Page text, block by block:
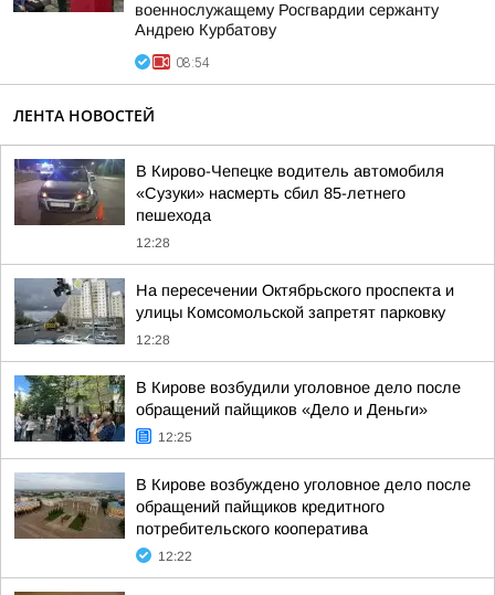
военнослужащему Росгвардии сержанту
Андрею Курбатову
08:54
ЛЕНТА НОВОСТЕЙ
В Кирово-Чепецке водитель автомобиля
«Сузуки» насмерть сбил 85-летнего
пешехода
12:28
На пересечении Октябрьского проспекта и
улицы Комсомольской запретят парковку
12:28
В Кирове возбудили уголовное дело после
обращений пайщиков «Дело и Деньги»
12:25
В Кирове возбуждено уголовное дело после
обращений пайщиков кредитного
потребительского кооператива
12:22